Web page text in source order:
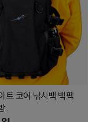
트 코어 낚시백 백팩